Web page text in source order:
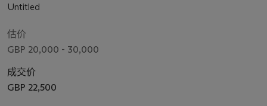
Untitled
估价
GBP 20,000 - 30,000
成交价
GBP 22,500